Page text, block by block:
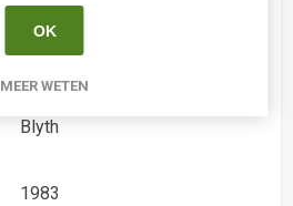
Iris Germanica Intermediair
Blyth
1983
OK
MEER WETEN